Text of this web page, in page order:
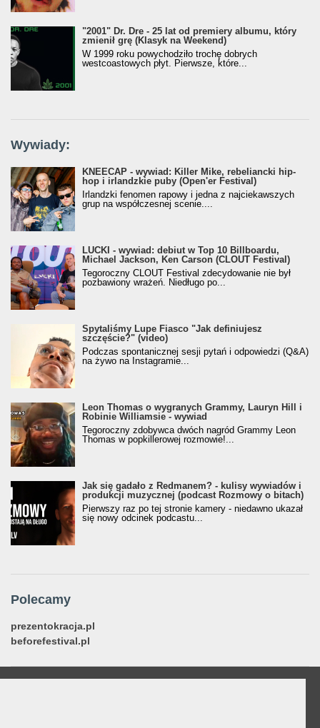
"2001" Dr. Dre - 25 lat od premiery albumu, który
zmienił grę (Klasyk na Weekend)
W 1999 roku powychodziło trochę dobrych
westcoastowych płyt. Pierwsze, które...
Wywiady:
KNEECAP - wywiad: Killer Mike, rebeliancki hip-
hop i irlandzkie puby (Open'er Festival)
Irlandzki fenomen rapowy i jedna z najciekawszych
grup na współczesnej scenie....
LUCKI - wywiad: debiut w Top 10 Billboardu,
Michael Jackson, Ken Carson (CLOUT Festival)
Tegoroczny CLOUT Festival zdecydowanie nie był
pozbawiony wrażeń. Niedługo po...
Spytaliśmy Lupe Fiasco "Jak definiujesz
szczęście?" (video)
Podczas spontanicznej sesji pytań i odpowiedzi (Q&A)
na żywo na Instagramie...
Leon Thomas o wygranych Grammy, Lauryn Hill i
Robinie Williamsie - wywiad
Tegoroczny zdobywca dwóch nagród Grammy Leon
Thomas w popkillerowej rozmowie!...
Jak się gadało z Redmanem? - kulisy wywiadów i
produkcji muzycznej (podcast Rozmowy o bitach)
Pierwszy raz po tej stronie kamery - niedawno ukazał
się nowy odcinek podcastu...
Polecamy
prezentokracja.pl
beforefestival.pl